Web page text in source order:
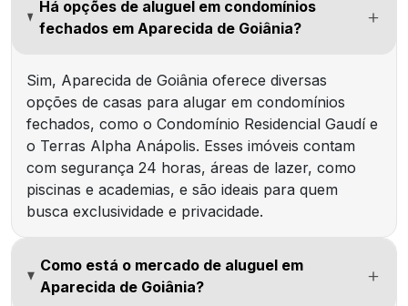
Há opções de aluguel em condomínios
fechados em Aparecida de Goiânia?
Sim, Aparecida de Goiânia oferece diversas
opções de casas para alugar em condomínios
fechados, como o Condomínio Residencial Gaudí e
o Terras Alpha Anápolis. Esses imóveis contam
com segurança 24 horas, áreas de lazer, como
piscinas e academias, e são ideais para quem
busca exclusividade e privacidade.
Como está o mercado de aluguel em
Aparecida de Goiânia?